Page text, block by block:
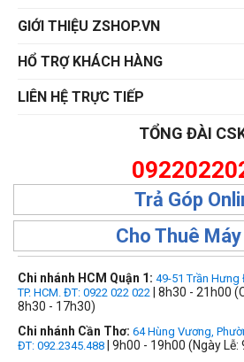
GIỚI THIỆU ZSHOP.VN
HỔ TRỢ KHÁCH HÀNG
LIÊN HỆ TRỰC TIẾP
TỔNG ĐÀI
Trả Góp
Cho Thuê
Chi nhánh HCM Quận 1: 49-51 Trần Hưng
TP. HCM. ĐT: 0922 022 022 | 8h30 - 21h00
8h30 - 17h30)
Chi nhánh Cần Thơ: 64 Hùng Vương,
ĐT: 092.2345.488 | 9h00 - 19h00 (Ngày